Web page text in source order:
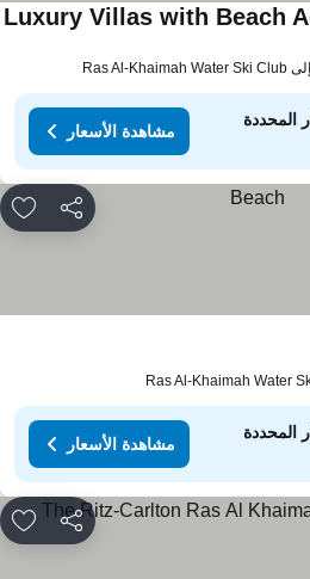
Luxury Villas with Beach
المحددة
مشاهدة الأسعار
مشاركة
المحددة
مشاهدة الأسعار
مشاركة